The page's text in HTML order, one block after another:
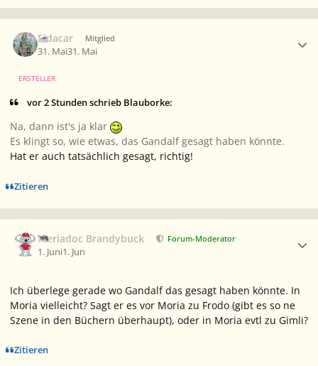
Eldacar Mitglied
31. Mai31. Mai
ERSTELLER
vor 2 Stunden schrieb Blauborke:
Na, dann ist's ja klar
Es klingt so, wie etwas, das Gandalf gesagt haben könnte.
Hat er auch tatsächlich gesagt, richtig!
Zitieren
Meriadoc Brandybuck Forum-Moderator
1. Juni1. Jun
Ich überlege gerade wo Gandalf das gesagt haben könnte. In
Moria vielleicht? Sagt er es vor Moria zu Frodo (gibt es so ne
Szene in den Büchern überhaupt), oder in Moria evtl zu Gimli?
Zitieren